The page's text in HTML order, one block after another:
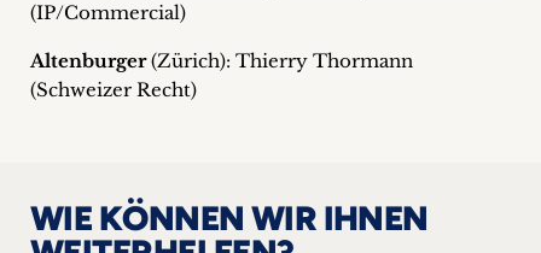
(IP/Commercial)
Altenburger(Zürich): Thierry Thormann
(Schweizer Recht)
WIE KÖNNEN WIR IHNEN